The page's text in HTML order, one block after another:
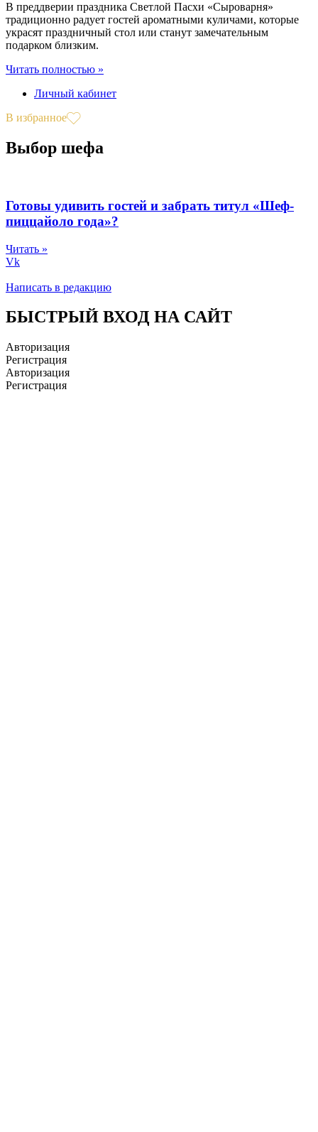
В преддверии праздника Светлой Пасхи «Сыроварня»
традиционно радует гостей ароматными куличами, которые
украсят праздничный стол или станут замечательным
подарком близким.
Читать полностью »
Личный кабинет
В избранное
Выбор шефа
Готовы удивить гостей и забрать титул «Шеф-
пиццайоло года»?
Читать »
Vk
Написать в редакцию
БЫСТРЫЙ ВХОД НА САЙТ
Авторизация
Регистрация
Авторизация
Регистрация